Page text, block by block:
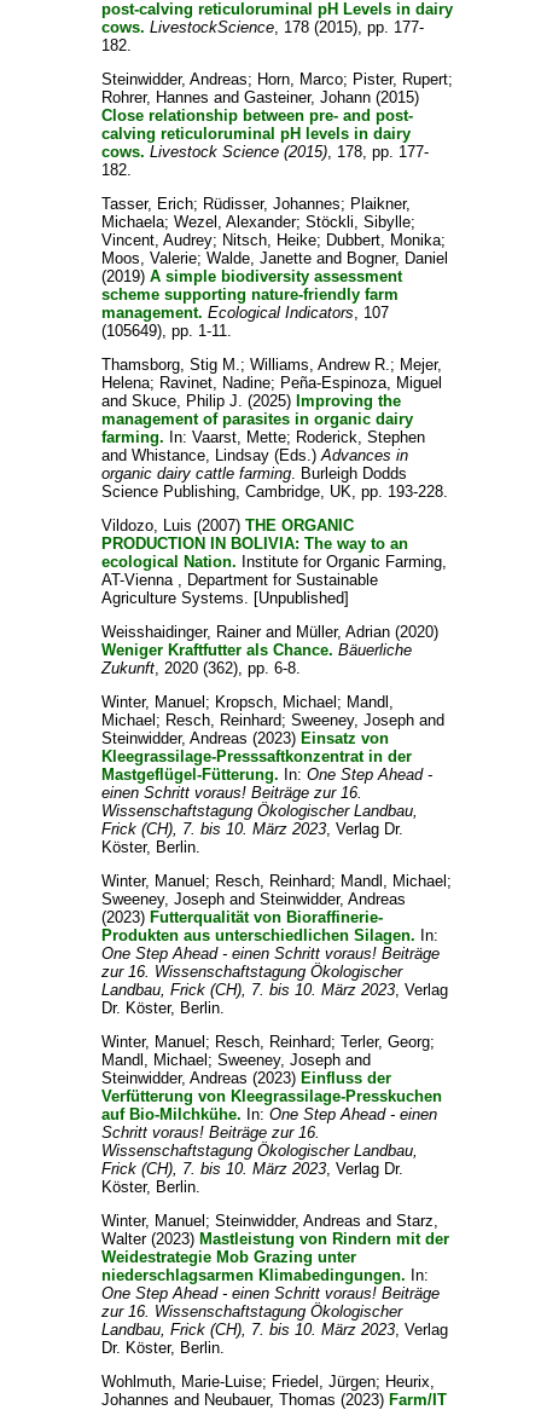
post-calving reticuloruminal pH Levels in dairy
cows. LivestockScience, 178 (2015), pp. 177-
182.
Steinwidder, Andreas; Horn, Marco; Pister, Rupert;
Rohrer, Hannes and Gasteiner, Johann(2015)
Close relationship between pre- and post-
calving reticuloruminal pH levels in dairy
cows. Livestock Science (2015), 178, pp. 177-
182.
Tasser, Erich; Rüdisser, Johannes; Plaikner,
Michaela; Wezel, Alexander; Stöckli, Sibylle;
Vincent, Audrey; Nitsch, Heike; Dubbert, Monika;
Moos, Valerie; Walde, Janetteand Bogner, Daniel
(2019) A simple biodiversity assessment
scheme supporting nature-friendly farm
management. Ecological Indicators, 107
(105649), pp. 1-11.
Thamsborg, Stig M.; Williams, Andrew R.; Mejer,
Helena; Ravinet, Nadine; Peña-Espinoza, Miguel
and Skuce, Philip J. (2025) Improving the
management of parasites in organic dairy
farming. In: Vaarst, Mette; Roderick, Stephen
and Whistance, Lindsay(Eds.)Advances in
organic dairy cattle farming. Burleigh Dodds
Science Publishing, Cambridge, UK, pp. 193-228.
Vildozo, Luis (2007) THE ORGANIC
PRODUCTION IN BOLIVIA: The way to an
ecological Nation. Institute for Organic Farming,
AT-Vienna , Department for Sustainable
Agriculture Systems. [Unpublished]
Weisshaidinger, Rainerand Müller, Adrian(2020)
Weniger Kraftfutter als Chance. Bäuerliche
Zukunft, 2020 (362), pp. 6-8.
Winter, Manuel ; Kropsch, Michael ; Mandl,
Michael ; Resch, Reinhard; Sweeney, Josephand
Steinwidder, Andreas (2023) Einsatz von
Kleegrassilage-Presssaftkonzentrat in der
Mastgeflügel-Fütterung. In: One Step Ahead -
einen Schritt voraus! Beiträge zur 16.
Wissenschaftstagung Ökologischer Landbau,
Frick (CH), 7. bis 10. März 2023, Verlag Dr.
Köster, Berlin.
Winter, Manuel ; Resch, Reinhard; Mandl, Michael ;
Sweeney, Josephand Steinwidder, Andreas
(2023) Futterqualität von Bioraffinerie-
Produkten aus unterschiedlichen Silagen. In:
One Step Ahead - einen Schritt voraus! Beiträge
zur 16. Wissenschaftstagung Ökologischer
Landbau, Frick (CH), 7. bis 10. März 2023, Verlag
Dr. Köster, Berlin.
Winter, Manuel ; Resch, Reinhard; Terler, Georg;
Mandl, Michael ; Sweeney, Josephand
Steinwidder, Andreas (2023) Einfluss der
Verfütterung von Kleegrassilage-Presskuchen
auf Bio-Milchkühe. In: One Step Ahead - einen
Schritt voraus! Beiträge zur 16.
Wissenschaftstagung Ökologischer Landbau,
Frick (CH), 7. bis 10. März 2023, Verlag Dr.
Köster, Berlin.
Winter, Manuel ; Steinwidder, Andreas and Starz,
Walter(2023) Mastleistung von Rindern mit der
Weidestrategie Mob Grazing unter
niederschlagsarmen Klimabedingungen. In:
One Step Ahead - einen Schritt voraus! Beiträge
zur 16. Wissenschaftstagung Ökologischer
Landbau, Frick (CH), 7. bis 10. März 2023, Verlag
Dr. Köster, Berlin.
Wohlmuth, Marie-Luise; Friedel, Jürgen; Heurix,
Johannes and Neubauer, Thomas (2023) Farm/IT